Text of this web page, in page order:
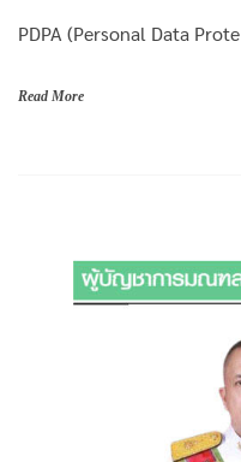
PDPA (Personal Data Prote
Read More